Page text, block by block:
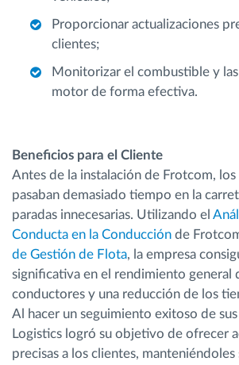
Proporcionar actualizaciones
clientes;
Monitorizar el combustible y
motor de forma efectiva.
Beneficios para el Cliente
Antes de la instalación de Frotcom,
pasaban demasiado tiempo en la
paradas innecesarias. Utilizando el
Conducta en la Conducción de
de Gestión de Flota, la empresa
significativa en el rendimiento general
conductores y una reducción de los
Al hacer un seguimiento exitoso de
Logistics logró su objetivo de ofrecer
precisas a los clientes, manteniéndoles